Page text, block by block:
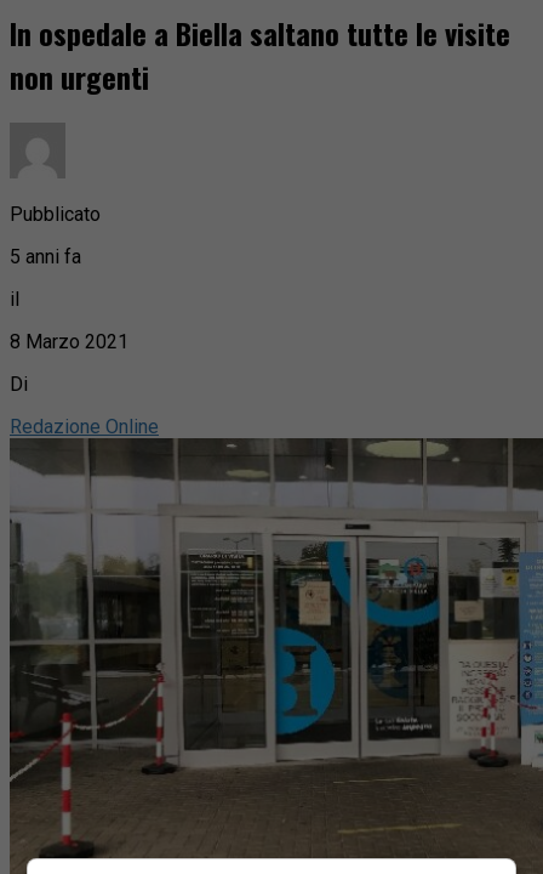
In ospedale a Biella saltano tutte le visite
non urgenti
Pubblicato
5 anni fa
il
8 Marzo 2021
Di
Redazione Online